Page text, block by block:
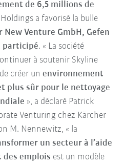
de 6,5 millions de
a favorisé la bulle
New Venture GmbH, Gefen
participé. « La société
à soutenir Skyline
créer unenvironnement
plus sûr pour le nettoyage
», a déclaré Patrick
Venturing chez Kärcher
M. Nennewitz, « la
un secteur à l’aide
emplois est un modèle